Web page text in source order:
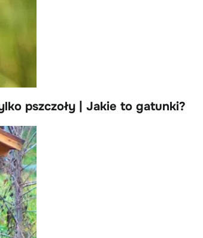
pszczoły | Jakie to gatunki?